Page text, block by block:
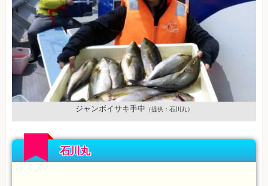
ジャンボイサキ手中 （提供：石川丸）
石川丸